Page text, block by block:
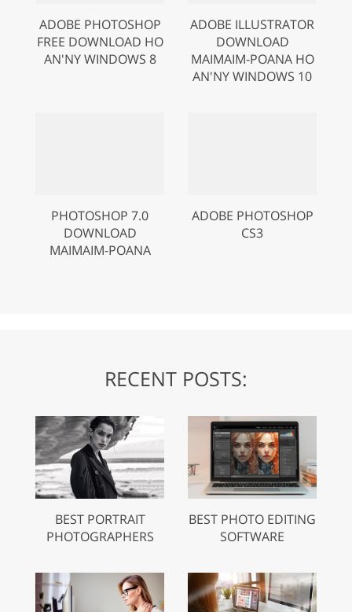
ADOBE PHOTOSHOP
FREE DOWNLOAD HO
AN'NY WINDOWS 8
ADOBE ILLUSTRATOR
DOWNLOAD
MAIMAIM-POANA HO
AN'NY WINDOWS 10
PHOTOSHOP 7.0
DOWNLOAD
MAIMAIM-POANA
ADOBE PHOTOSHOP
CS3
RECENT POSTS:
BEST PORTRAIT
PHOTOGRAPHERS
BEST PHOTO EDITING
SOFTWARE